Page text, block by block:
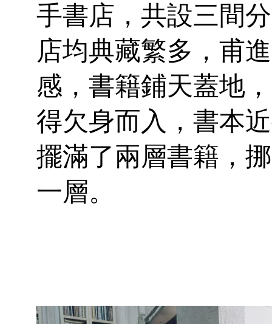
手書店，共設三間
店均典藏繁多，甫
感，書籍鋪天蓋地
得欠身而入，書本
擺滿了兩層書籍，
一層。